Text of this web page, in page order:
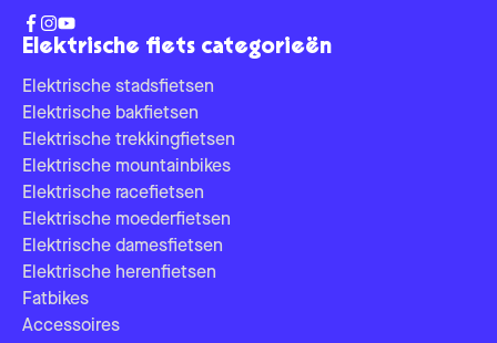
Elektrische fiets categorieën
Elektrische stadsfietsen
Elektrische bakfietsen
Elektrische trekkingfietsen
Elektrische mountainbikes
Elektrische racefietsen
Elektrische moederfietsen
Elektrische damesfietsen
Elektrische herenfietsen
Fatbikes
Accessoires